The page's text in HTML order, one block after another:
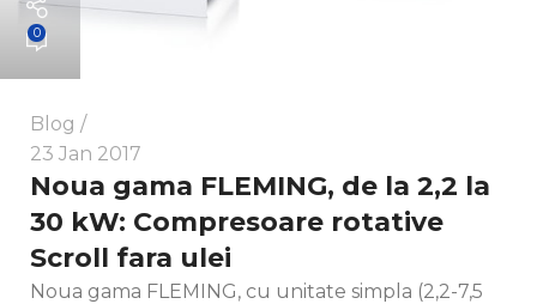
0
Blog
23 Jan 2017
Noua gama FLEMING, de la 2,2 la
30 kW: Compresoare rotative
Scroll fara ulei
Noua gama FLEMING, cu unitate simpla (2,2-7,5